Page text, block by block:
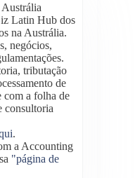
Latin Hub dos
na Austrália.
negócios,
tributação
de
com a folha de
consultoria
.
a Accounting
"página de